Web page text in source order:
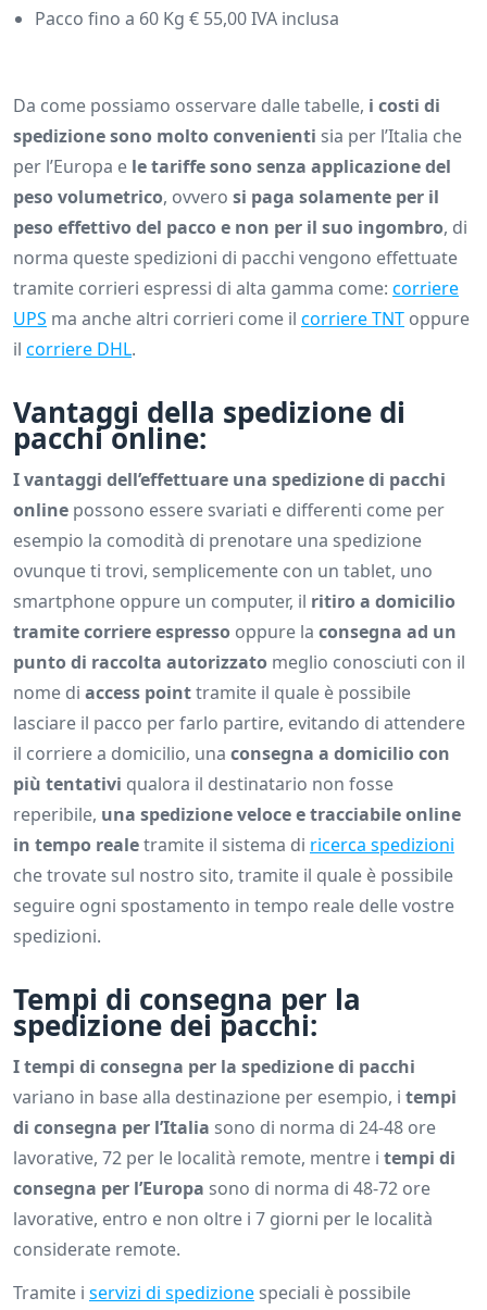
Pacco fino a 60 Kg € 55,00 IVA inclusa
Da come possiamo osservare dalle tabelle, i costi di
spedizione sono molto convenienti sia per l’Italia che
per l’Europa e le tariffe sono senza applicazione del
peso volumetrico, ovvero si paga solamente per il
peso effettivo del pacco e non per il suo ingombro, di
norma queste spedizioni di pacchi vengono effettuate
tramite corrieri espressi di alta gamma come: corriere
UPS ma anche altri corrieri come il corriere TNT oppure
il corriere DHL.
Vantaggi della spedizione di
pacchi online:
I vantaggi dell’effettuare una spedizione di pacchi
online possono essere svariati e differenti come per
esempio la comodità di prenotare una spedizione
ovunque ti trovi, semplicemente con un tablet, uno
smartphone oppure un computer, il ritiro a domicilio
tramite corriere espresso oppure la consegna ad un
punto di raccolta autorizzato meglio conosciuti con il
nome di access pointtramite il quale è possibile
lasciare il pacco per farlo partire, evitando di attendere
il corriere a domicilio, una consegna a domicilio con
più tentativi qualora il destinatario non fosse
reperibile, una spedizione veloce e tracciabile online
in tempo realetramite il sistema di ricerca spedizioni
che trovate sul nostro sito, tramite il quale è possibile
seguire ogni spostamento in tempo reale delle vostre
spedizioni.
Tempi di consegna per la
spedizione dei pacchi:
I tempi di consegna per la spedizione di pacchi
variano in base alla destinazione per esempio, i tempi
di consegna per l’Italia sono di norma di 24-48 ore
lavorative, 72 per le località remote, mentre i tempi di
consegna per l’Europa sono di norma di 48-72 ore
lavorative, entro e non oltre i 7 giorni per le località
considerate remote.
Tramite i servizi di spedizione speciali è possibile